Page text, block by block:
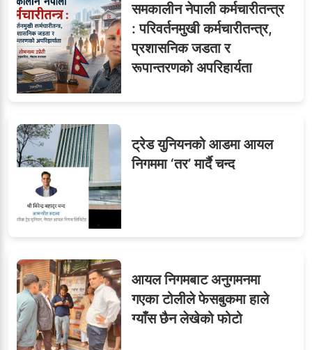
९ओएनएमका नाममा अत्याचार :
सब–इन्जिनियरहरुको गम्भीर
ध्यानाकर्षण
समकालीन नेपाली कर्मचारीतन्त्र
: परिवर्तनमुखी कर्मचारीतन्त्र,
प्रशासनिक जडता र
रूपान्तरणको अपरिहार्यता
ट्रेड युनियनको आडमा आयल
निगममा ‘तर’ मार्दै चन्द
आयल निगमबाट अनुगमनमा
गएका टोलीले फेसबुकमा हाले
ग्याँस छैन लेखेको फोटो